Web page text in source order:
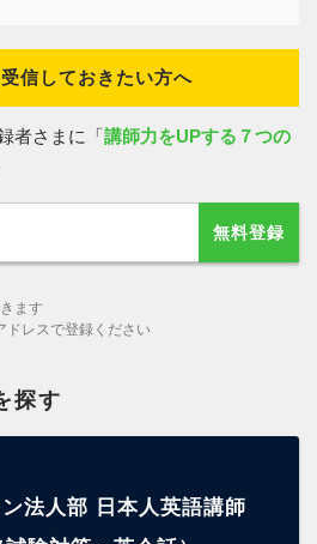
信しておきたい方へ
者さまに「 講師力をUPする７つの
無料登録
ます
ドレスで登録ください
探す
法人部 日本人英語講師